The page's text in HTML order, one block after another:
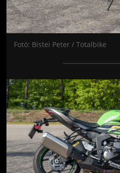
Fotó: Bistei Peter / Totalbike
Jön